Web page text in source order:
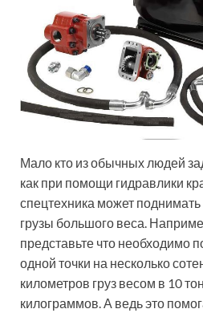
Мало кто из обычных людей
как при помощи гидравлики
спецтехника может
грузы большого веса.
представьте что необходимо
одной точки на несколько
километров груз весом в 10
килограммов. А ведь это